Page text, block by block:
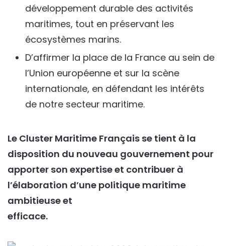
développement durable des activités
maritimes, tout en préservant les
écosystèmes marins.
D’affirmer la place de la France au sein de
l’Union européenne et sur la scène
internationale, en défendant les intérêts
de notre secteur maritime.
Le Cluster Maritime Français se tient à la
disposition du nouveau gouvernement pour
apporter son expertise et contribuer à
l’élaboration d’une politique maritime
ambitieuse et
efficace.